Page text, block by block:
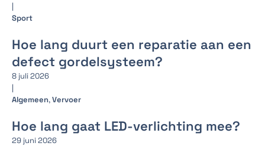
|
Sport
Hoe lang duurt een reparatie aan een
defect gordelsysteem?
8 juli 2026
|
Algemeen,Vervoer
Hoe lang gaat LED-verlichting mee?
29 juni 2026